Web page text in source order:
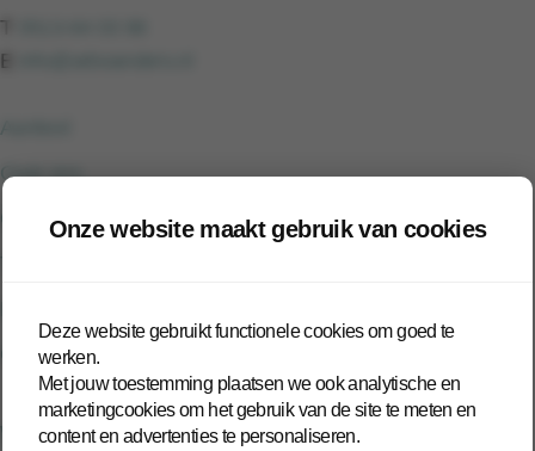
T
E
Over ons
Onze werkwijze
Contact
Werknemer
Onze website maakt gebruik van cookies
Deze website gebruikt functionele cookies om goed te
werken.
Met jouw toestemming plaatsen we ook analytische en
marketingcookies om het gebruik van de site te meten en
content en advertenties te personaliseren.